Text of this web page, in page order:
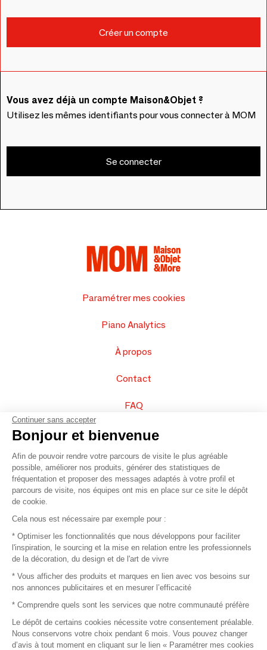
Vous avez déjà un compte Maison&Objet ?
Utilisez les mêmes identifiants pour vous connecter à MOM
Se connecter
Paramétrer mes cookies
Piano Analytics
À propos
Contact
FAQ
Vendez vos produits
Plan du site
© 2016 –Organisation SAFI
Recrutement
Mentions légales
Continuer sans accepter
Bonjour et bienvenue
Afin de pouvoir rendre votre parcours de visite le plus agréable
possible, améliorer nos produits, générer des statistiques de
fréquentation et proposer des messages adaptés à votre profil et
parcours de visite, nos équipes ont mis en place sur ce site le dépôt
de cookie.
Cela nous est nécessaire par exemple pour :
* Optimiser les fonctionnalités que nous développons pour faciliter
l'inspiration, le sourcing et la mise en relation entre les professionnels
de la décoration, du design et de l'art de vivre
* Vous afficher des produits et marques en lien avec vos besoins sur
nos annonces publicitaires et en mesurer l’efficacité
* Comprendre quels sont les services que notre communauté préfère
Le dépôt de certains cookies nécessite votre consentement préalable.
Nous conservons votre choix pendant 6 mois. Vous pouvez changer
d’avis à tout moment en cliquant sur le lien « Paramétrer mes cookies